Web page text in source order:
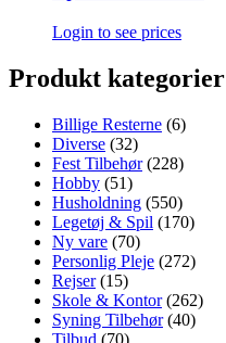
Login to see prices
Produkt kategorier
Billige Resterne (6)
Diverse (32)
Fest Tilbehør (228)
Hobby (51)
Husholdning (550)
Legetøj & Spil (170)
Ny vare (70)
Personlig Pleje (272)
Rejser (15)
Skole & Kontor (262)
Syning Tilbehør (40)